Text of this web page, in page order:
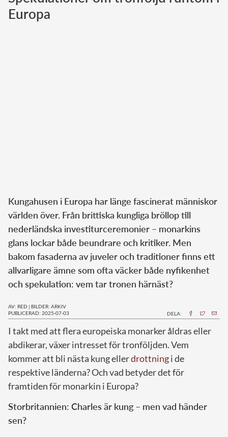
Europa
Kungahusen i Europa har länge fascinerat människor
världen över. Från brittiska kungliga bröllop till
nederländska investiturceremonier – monarkins
glans lockar både beundrare och kritiker. Men
bakom fasaderna av juveler och traditioner finns ett
allvarligare ämne som ofta väcker både nyfikenhet
och spekulation: vem tar tronen härnäst?
AV: RED | BILDER: ARKIV
PUBLICERAD: 2025-07-03
DELA:
I takt med att flera europeiska monarker åldras eller
abdikerar, växer intresset för tronföljden. Vem
kommer att bli nästa kung ellerdrottningi de
respektive länderna? Och vad betyder det för
framtiden för monarkin i Europa?
Storbritannien: Charles är kung – men vad händer
sen?